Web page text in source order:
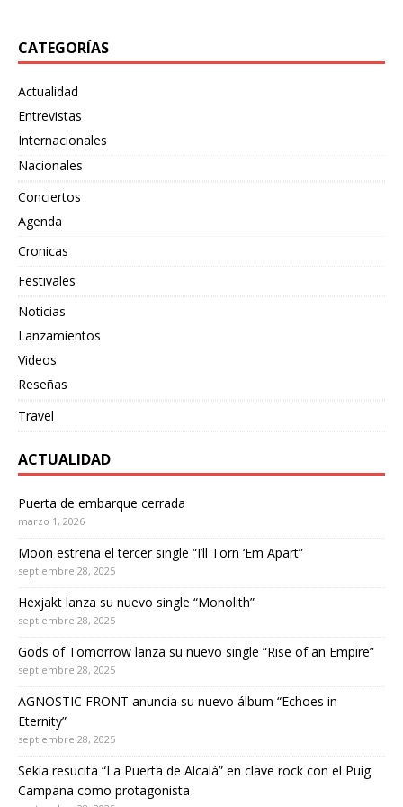
CATEGORÍAS
Actualidad
Entrevistas
Internacionales
Nacionales
Conciertos
Agenda
Cronicas
Festivales
Noticias
Lanzamientos
Videos
Reseñas
Travel
ACTUALIDAD
Puerta de embarque cerrada
marzo 1, 2026
Moon estrena el tercer single “I’ll Torn ‘Em Apart”
septiembre 28, 2025
Hexjakt lanza su nuevo single “Monolith”
septiembre 28, 2025
Gods of Tomorrow lanza su nuevo single “Rise of an Empire”
septiembre 28, 2025
AGNOSTIC FRONT anuncia su nuevo álbum “Echoes in
Eternity”
septiembre 28, 2025
Sekía resucita “La Puerta de Alcalá” en clave rock con el Puig
Campana como protagonista